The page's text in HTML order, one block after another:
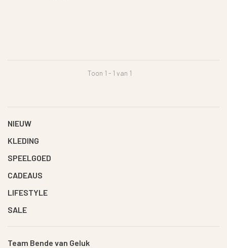
Toon 1 - 1 van 1
NIEUW
KLEDING
SPEELGOED
CADEAUS
LIFESTYLE
SALE
Team Bende van Geluk